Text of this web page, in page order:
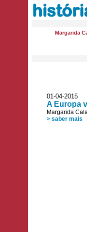
Margarida
01-04-2015
A Europa
Margarida
> saber mais